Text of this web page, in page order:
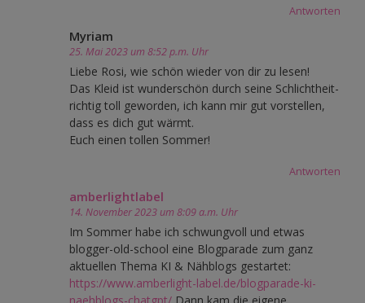
Antworten
Myriam
25. Mai 2023 um 8:52 p.m. Uhr
Liebe Rosi, wie schön wieder von dir zu lesen!
Das Kleid ist wunderschön durch seine Schlichtheit-
richtig toll geworden, ich kann mir gut vorstellen,
dass es dich gut wärmt.
Euch einen tollen Sommer!
Antworten
amberlightlabel
14. November 2023 um 8:09 a.m. Uhr
Im Sommer habe ich schwungvoll und etwas
blogger-old-school eine Blogparade zum ganz
aktuellen Thema KI & Nähblogs gestartet:
https://www.amberlight-label.de/blogparade-ki-